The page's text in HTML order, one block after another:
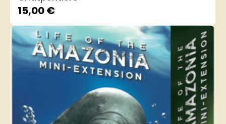
15,00€